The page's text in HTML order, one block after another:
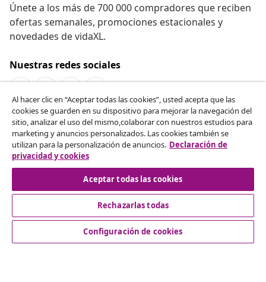
Únete a los más de 700 000 compradores que reciben
ofertas semanales, promociones estacionales y
novedades de vidaXL.
Nuestras redes sociales
Desistir del contrato
Solicita la cancelación de tu pedido.
Desistir del contrato
Servicio al Cliente
Al hacer clic en “Aceptar todas las cookies”, usted acepta que las
cookies se guarden en su dispositivo para mejorar la navegación del
sitio, analizar el uso del mismo,colaborar con nuestros estudios para
marketing y anuncios personalizados. Las cookies también se
utilizan para la personalización de anuncios. Declaración de
privacidad y cookies
Aceptar todas las cookies
Rechazarlas todas
Configuración de cookies